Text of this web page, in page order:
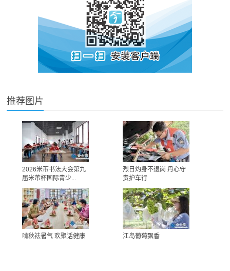
推荐图片
2026米芾书法大会第九
届米芾杯国际青少...
烈日灼身不退岗 丹心守
责护车行
啃秋祛暑气 欢聚话健康 江岛葡萄飘香